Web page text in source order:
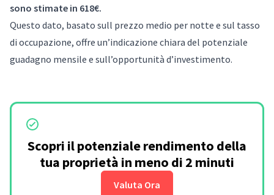
sono stimate in 618€.
Questo dato, basato sull prezzo medio per notte e sul tasso
di occupazione, offre un’indicazione chiara del potenziale
guadagno mensile e sull’opportunità d’investimento.
Scopri il potenziale rendimento della
tua proprietà in meno di 2 minuti
Valuta Ora